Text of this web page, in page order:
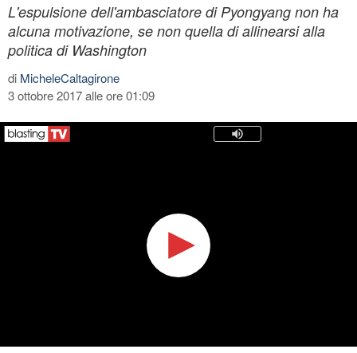
L'espulsione dell'ambasciatore di Pyongyang non ha
alcuna motivazione, se non quella di allinearsi alla
politica di Washington
di MicheleCaltagirone
3 ottobre 2017 alle ore 01:09